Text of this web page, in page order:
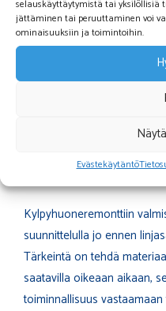
selauskäyttäytymistä tai yksilöllisiä
jättäminen tai peruuttaminen voi
ominaisuuksiin ja toimintoihin.
Evästekäytäntö
pitkään, kokonaisvaltainen
pitkällä aikavälillä.
Miten
yhteydessä?
Kylpyhuoneremonttiin
suunnittelulla jo ennen
Tärkeintä on tehdä
saatavilla oikeaan aikaan,
toiminnallisuus